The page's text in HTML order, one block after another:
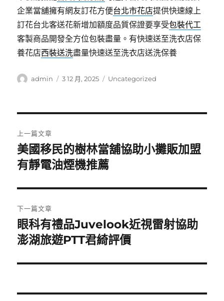
企業當舖擁有網友訂花方便台北市花店提供快速線上
訂花台北客送花新增加額度品質保證要享受包裝代工
客製商品開發全方位包裝盡量。有快速送至洗衣店保
養花店西裝送洗盡量快速送至洗衣店送洗保養
作
admin
發
3 12 月, 2025
分
Uncategorized
章
導
覽
上一篇文章
上
一
文
章:
美國移民的樹林當舖協助小攤販加盟
有靜電油煙機推薦
下一篇文章
下
一
文
眼科有禮品Juvelook近視雷射協助
澎湖旅遊PTT君綺評價